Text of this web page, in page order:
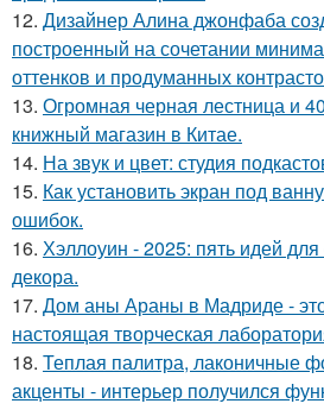
12. Дизайнер Алина джонфаба
построенный на сочетании
оттенков и продуманных
13. Огромная черная лестница и
книжный магазин в Китае.
14. На звук и цвет: студия
15. Как установить экран под
ошибок.
16. Хэллоуин - 2025: пять идей для
декора.
17. Дом аны Араны в Мадриде -
настоящая творческая
18. Теплая палитра, лаконичные
акценты - интерьер получился